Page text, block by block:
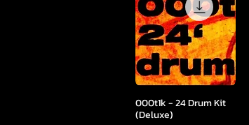
Snel overzicht
000t1k - 24 Drum Kit
(Deluxe)